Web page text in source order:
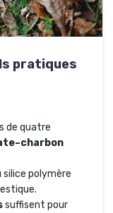
pratiques
de quatre
silice polymère
suffisent pour